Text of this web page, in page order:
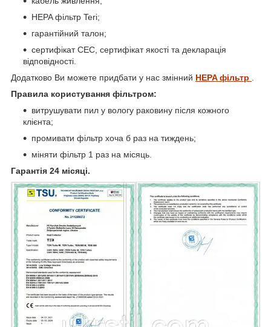
HEPA фільтр Teri;
гарантійний талон;
сертифікат СЕС, сертифікат якості та декларація
відповідності.
Додатково Ви можете придбати у нас змінний HEPA фільтр
Правила користування фільтром:
витрушувати пил у вологу раковину після кожного
клієнта;
промивати фільтр хоча б раз на тиждень;
міняти фільтр 1 раз на місяць.
Гарантія 24 місяці.